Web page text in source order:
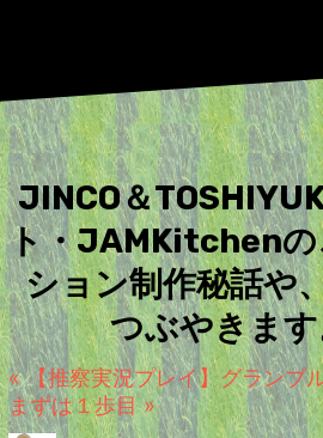
JINCO＆
ト・JAMKitchenの
ション制作秘話や
つぶやきま
« 【推察実況プレイ】グランブ
まずは１歩目 »